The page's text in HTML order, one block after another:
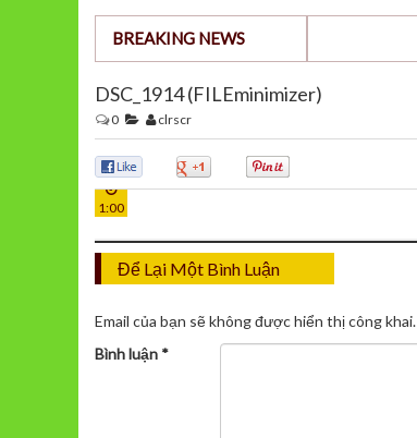
BREAKING NEWS
DSC_1914 (FILEminimizer)
0
clrscr
27
TH12
1:00
Để Lại Một Bình Luận
Email của bạn sẽ không được hiển thị công khai.
Bình luận *